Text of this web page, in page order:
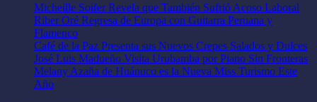
Micheille Soifer Revela que También Sufrió Acoso Laboral
Riber Oré Regresa de Europa con Guitarra Peruana y
Flamenco
Café de la Paz Presenta sus Nuevos Crepes Salados y Dulces
José Luis Madueño Visita Urubamba por Piano Sin Fronteras
Melany Azaña de Huánuco es la Nueva Miss Turismo Este
Año